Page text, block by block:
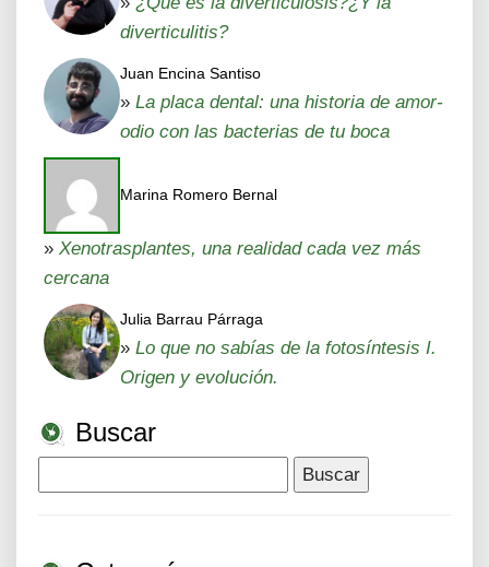
diverticulitis?
Juan Encina Santiso
» La placa dental: una historia de amor-
odio con las bacterias de tu boca
Marina Romero Bernal
» Xenotrasplantes, una realidad cada vez más
cercana
Julia Barrau Párraga
» Lo que no sabías de la fotosíntesis I.
Origen y evolución.
Buscar